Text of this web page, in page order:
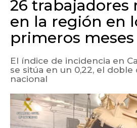
26 trabajadores
en la región en
primeros
El índice de incidencia en
se sitúa en un 0,22, el
nacional